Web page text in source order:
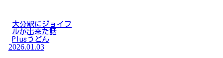
大分駅にジョイフ
ルが出来た話
Plusうどん
2026.01.03